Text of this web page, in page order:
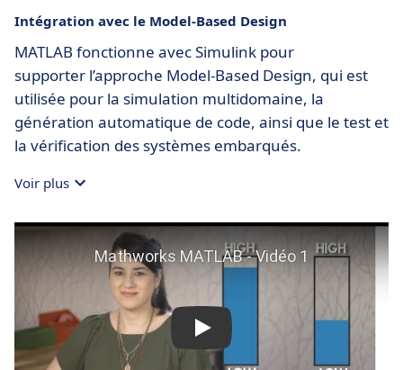
Intégration avec le Model-Based Design
MATLAB fonctionne avec Simulink pour
supporter l’approche Model-Based Design, qui est
utilisée pour la simulation multidomaine, la
génération automatique de code, ainsi que le test et
la vérification des systèmes embarqués.
Voir plus